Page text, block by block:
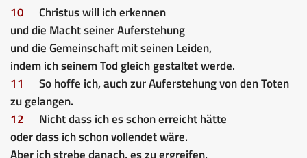
10
Christus will ich erkennen
und die Macht seiner Auferstehung
und die Gemeinschaft mit seinen Leiden,
indem ich seinem Tod gleich gestaltet werde.
11
So hoffe ich, auch zur Auferstehung von den Toten
zu gelangen.
12
Nicht dass ich es schon erreicht hätte
oder dass ich schon vollendet wäre.